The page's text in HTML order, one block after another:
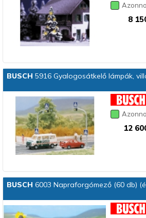
8
BUSCH 5916 Gyalogosátkelő lámpák,
12
BUSCH 6003 Napraforgómező (60 db)